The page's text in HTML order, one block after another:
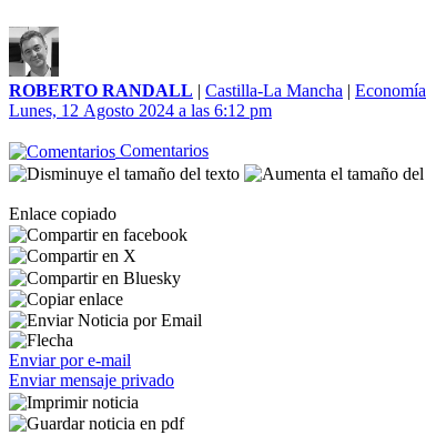
ROBERTO RANDALL | Castilla-La Mancha | Economía
Lunes, 12 Agosto 2024 a las 6:12 pm
Comentarios
Enlace copiado
Enviar por e-mail
Enviar mensaje privado